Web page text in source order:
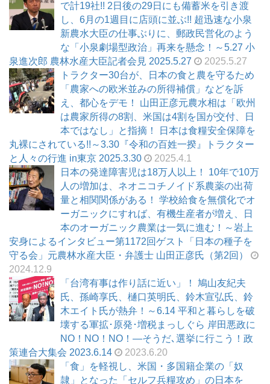
で計19社!! 2日後の29日にも備蓄米を引き渡
し、6月の1週目に店頭に並ぶ!! 超迅速な小泉
新農水大臣の仕事ぶりに、郵政民営化のよう
な「小泉劇場型政治」再来を懸念！～5.27 小
泉進次郎 農林水産大臣記者会見 2025.5.27
2025.5.27
トラクター30台が、日本の食と農を守るため
「農家への欧米並みの所得補償」などを訴
え、都心をデモ！ 山田正彦元農水相は「欧州
は農家所得の8割、米国は4割を国が交付、日
本ではなし」と指摘！ 日本は食糧安全保障を
丸裸にされている!!～3.30『令和の百姓一揆』トラクター
と人々の行進 in東京 2025.3.30
2025.4.1
日本の発達障害児は18万人以上！ 10年で10万
人の増加は、ネオニコチノイド系農薬の出荷
量と相関関係がある！ 学校給食を無償化でオ
ーガニックにすれば、有機生産者が増え、日
本のオーガニック農業は一気に進む！～岩上
安身によるインタビュー第1172回ゲスト「日本の種子を
守る会」元農林水産大臣・弁護士 山田正彦氏（第2回）
2024.12.9
「台湾有事は作り話に近い」！ 鳩山友紀夫
氏、孫崎享氏、樋口英明氏、鈴木宣弘氏、鈴
木エイト氏が熱弁！～6.14 平和と暮らしを破
壊する軍拡･原発･増税まっしぐら 岸田悪政に
NO！NO！NO！―そうだ､選挙に行こう！政
策連合大集会 2023.6.14
2023.6.20
「食」を軽視し、米国・多国籍企業の「奴
隷」となった「セルフ兵糧攻め」の日本を